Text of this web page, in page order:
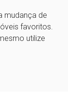
mudança de
favoritos.
utilize